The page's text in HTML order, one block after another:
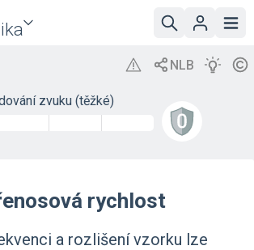
zvuku (těžké)
rychlost
a rozlišení vzorku lze